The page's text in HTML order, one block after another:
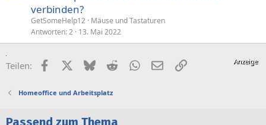
verbinden?
GetSomeHelp12 Mäuse und Tastaturen
Antworten 2 13. Mai 2022
Teilen: FacebookX (Twitter)
BlueskyRedditWhatsApp
E-MailLink
Homeoffice und Arbeitsplatz
Passend zum Thema